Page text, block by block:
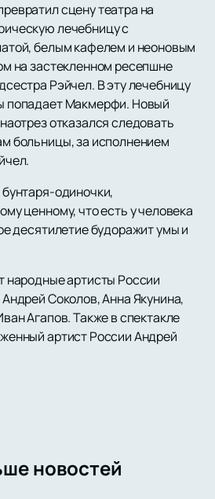
сцену театра на
лечебницу с
белым кафелем и неоновым
на застекленном ресепшне
Рэйчел. В эту лечебницу
попадает Макмерфи. Новый
отказался следовать
больницы, за исполнением
одиночки,
ценному, что есть у человека
десятилетие будоражит умы и
народные артисты России
Соколов, Анна Якунина,
Агапов. Также в спектакле
артист России Андрей
новостей